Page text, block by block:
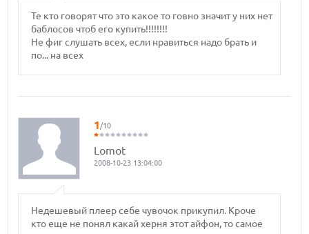
Те кто говорят что это какое то говно значит у них нет
баблосов чтоб его купить!!!!!!!!
Не фиг слушать всех, если нравиться надо брать и
по... на всех
1/10
Lomot
2008-10-23 13:04:00
Недешевый плеер себе чувочок прикупил. Кроче
кто еще не понял какай херня этот айфон, то самое